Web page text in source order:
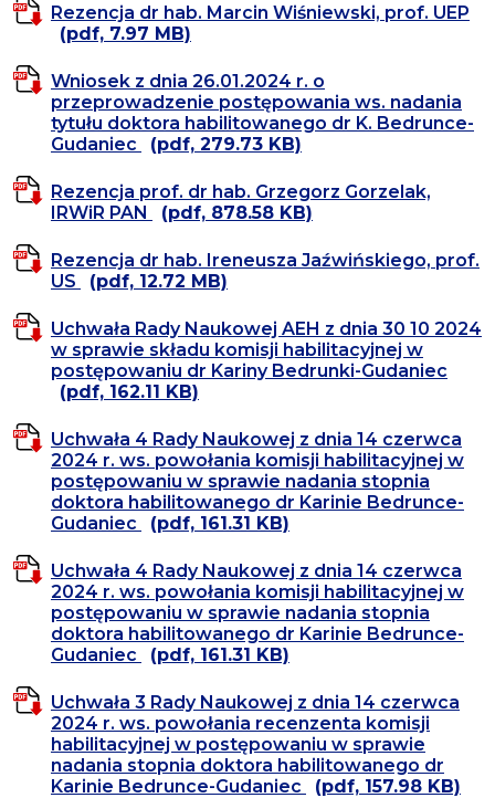
Rezencja dr hab. Marcin Wiśniewski, prof. UEP
(pdf, 7.97 MB)
Wniosek z dnia 26.01.2024 r. o
przeprowadzenie postępowania ws. nadania
tytułu doktora habilitowanego dr K. Bedrunce-
Gudaniec
(pdf, 279.73 KB)
Rezencja prof. dr hab. Grzegorz Gorzelak,
IRWiR PAN
(pdf, 878.58 KB)
Rezencja dr hab. Ireneusza Jaźwińskiego, prof.
US
(pdf, 12.72 MB)
Uchwała Rady Naukowej AEH z dnia 30 10 2024
w sprawie składu komisji habilitacyjnej w
postępowaniu dr Kariny Bedrunki-Gudaniec
(pdf, 162.11 KB)
Uchwała 4 Rady Naukowej z dnia 14 czerwca
2024 r. ws. powołania komisji habilitacyjnej w
postępowaniu w sprawie nadania stopnia
doktora habilitowanego dr Karinie Bedrunce-
Gudaniec
(pdf, 161.31 KB)
Uchwała 4 Rady Naukowej z dnia 14 czerwca
2024 r. ws. powołania komisji habilitacyjnej w
postępowaniu w sprawie nadania stopnia
doktora habilitowanego dr Karinie Bedrunce-
Gudaniec
(pdf, 161.31 KB)
Uchwała 3 Rady Naukowej z dnia 14 czerwca
2024 r. ws. powołania recenzenta komisji
habilitacyjnej w postępowaniu w sprawie
nadania stopnia doktora habilitowanego dr
Karinie Bedrunce-Gudaniec
(pdf, 157.98 KB)